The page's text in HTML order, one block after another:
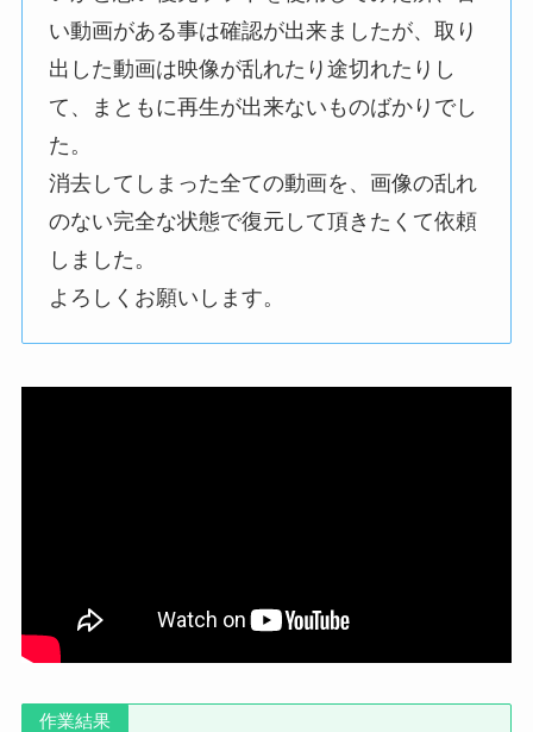
い動画がある事は確認が出来ましたが、取り
出した動画は映像が乱れたり途切れたりし
て、まともに再生が出来ないものばかりでし
た。
消去してしまった全ての動画を、画像の乱れ
のない完全な状態で復元して頂きたくて依頼
しました。
よろしくお願いします。
作業結果